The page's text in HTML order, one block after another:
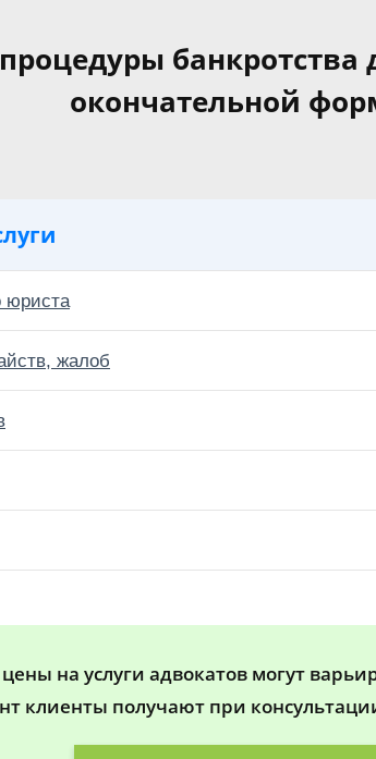
окончательной
юриста
жалоб
на услуги адвокатов могут
клиенты получают при